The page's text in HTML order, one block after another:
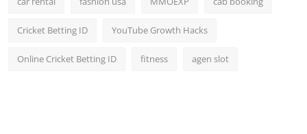
Cricket Betting ID YouTube Growth Hacks
Online Cricket Betting ID fitness agen slot